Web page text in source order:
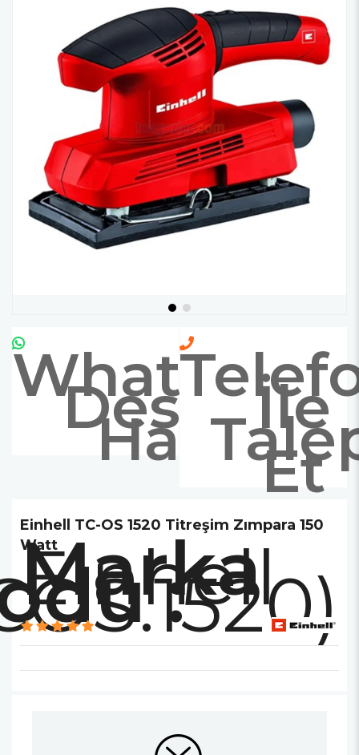
Whatsapp
Destek
Hattıİle
Et
Einhell TC-OS 1520 Titreşim Zımpara 150
Watt
Marka
Einhell